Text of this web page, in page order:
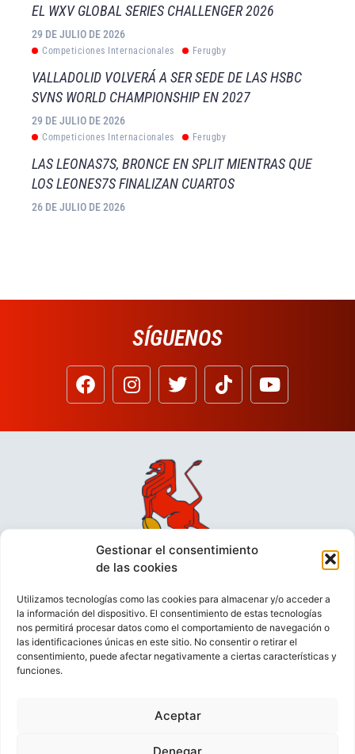
Gestionar el consentimiento
de las cookies
Utilizamos tecnologías como las cookies para almacenar y/o acceder a
la información del dispositivo. El consentimiento de estas tecnologías
nos permitirá procesar datos como el comportamiento de navegación o
las identificaciones únicas en este sitio. No consentir o retirar el
consentimiento, puede afectar negativamente a ciertas características y
funciones.
Aceptar
Denegar
EL WXV GLOBAL SERIES CHALLENGER 2026
29 DE JULIO DE 2026
Competiciones Internacionales Ferugby
VALLADOLID VOLVERÁ A SER SEDE DE LAS HSBC
SVNS WORLD CHAMPIONSHIP EN 2027
29 DE JULIO DE 2026
Competiciones Internacionales Ferugby
LAS LEONAS7S, BRONCE EN SPLIT MIENTRAS QUE
LOS LEONES7S FINALIZAN CUARTOS
26 DE JULIO DE 2026
SÍGUENOS
VIDEOCONFERENCIAS
POLÍTICA DE PRIVACIDAD